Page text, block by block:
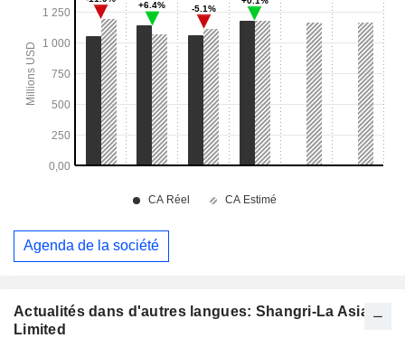
Actualités dans d'autres langues: Shangri-La Asia
Limited
Agenda de la société